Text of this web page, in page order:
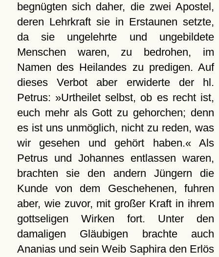
begnügten sich daher, die zwei Apostel,
deren Lehrkraft sie in Erstaunen setzte,
da sie ungelehrte und ungebildete
Menschen waren, zu bedrohen, im
Namen des Heilandes zu predigen. Auf
dieses Verbot aber erwiderte der hl.
Petrus: »Urtheilet selbst, ob es recht ist,
euch mehr als Gott zu gehorchen; denn
es ist uns unmöglich, nicht zu reden, was
wir gesehen und gehört haben.« Als
Petrus und Johannes entlassen waren,
brachten sie den andern Jüngern die
Kunde von dem Geschehenen, fuhren
aber, wie zuvor, mit großer Kraft in ihrem
gottseligen Wirken fort. Unter den
damaligen Gläubigen brachte auch
Ananias und sein Weib Saphira den Erlös